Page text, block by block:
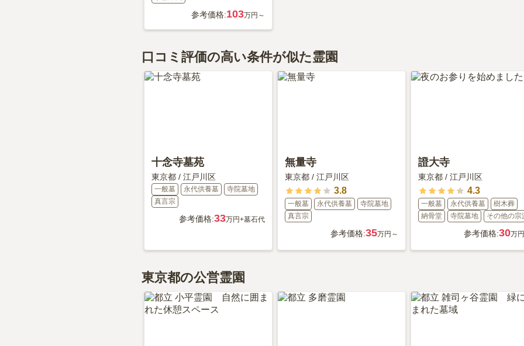
参考価格:103万円～
口コミ評価の高い条件が似た霊園
十念寺墓苑
東京都 / 江戸川区
一般墓 永代供養墓
寺院墓地
真言宗
参考価格:33万円+墓石代
無量寺
東京都 / 江戸川区
3.8
一般墓 永代供養墓
寺院墓地
真言宗
参考価格:35万円～
證大寺
東京都 / 江戸川区
4.3
一般墓 永代供養墓
樹木葬
納骨堂
寺院墓地 その他の宗
参考価格:30万
東京都の公営霊園